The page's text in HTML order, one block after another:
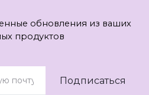
обновления из ваших
продуктов